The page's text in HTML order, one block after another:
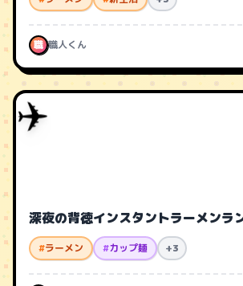
職 職人くん
✈️
深夜の背徳インスタントラーメンラ
#ラーメン #カップ麺 +3